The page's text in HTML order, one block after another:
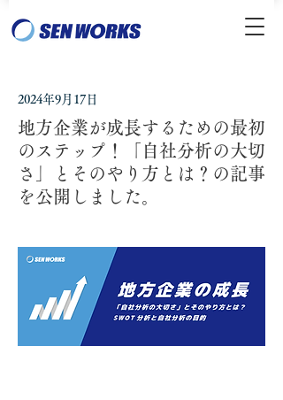
2024年9月17日
地方企業が成長するための最初
のステップ！「自社分析の大切
さ」とそのやり方とは？の記事
を公開しました。